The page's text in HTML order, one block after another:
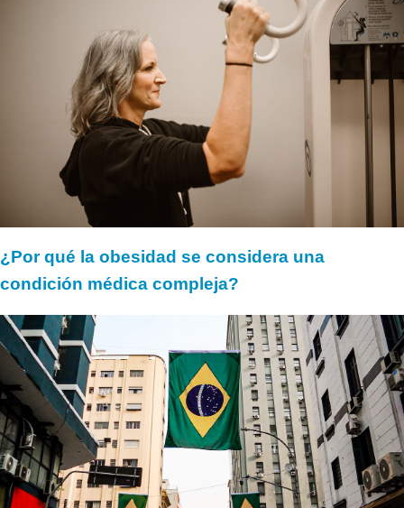
¿Por qué la obesidad se considera una
condición médica compleja?